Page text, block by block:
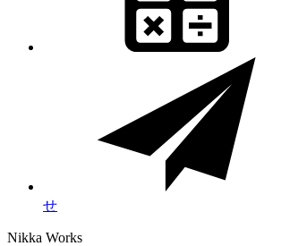
せ
Nikka Works